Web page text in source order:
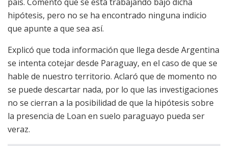
hipótesis, pero no se ha encontrado ninguna indicio
que apunte a que sea así.
Explicó que toda información que llega desde Argentina
se intenta cotejar desde Paraguay, en el caso de que se
hable de nuestro territorio. Aclaró que de momento no
se puede descartar nada, por lo que las investigaciones
no se cierran a la posibilidad de que la hipótesis sobre
la presencia de Loan en suelo paraguayo pueda ser
veraz.